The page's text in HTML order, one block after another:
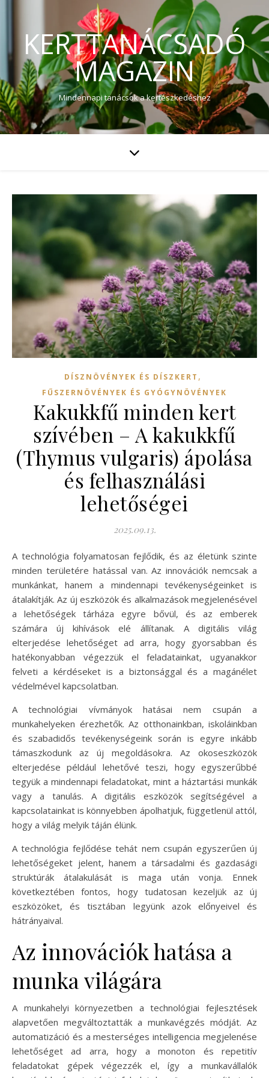
KERTTANÁCSADÓ
MAGAZIN
Mindennapi tanácsok a kertészkedéshez
DÍSZNÖVÉNYEK ÉS DÍSZKERT ,
FŰSZERNÖVÉNYEK ÉS GYÓGYNÖVÉNYEK
Kakukkfű minden kert
szívében – A kakukkfű
(Thymus vulgaris) ápolása
és felhasználási
lehetőségei
2025.09.13.
A technológia folyamatosan fejlődik, és az életünk szinte
minden területére hatással van. Az innovációk nemcsak a
munkánkat, hanem a mindennapi tevékenységeinket is
átalakítják. Az új eszközök és alkalmazások megjelenésével
a lehetőségek tárháza egyre bővül, és az emberek
számára új kihívások elé állítanak. A digitális világ
elterjedése lehetőséget ad arra, hogy gyorsabban és
hatékonyabban végezzük el feladatainkat, ugyanakkor
felveti a kérdéseket is a biztonsággal és a magánélet
védelmével kapcsolatban.
A technológiai vívmányok hatásai nem csupán a
munkahelyeken érezhetők. Az otthonainkban, iskoláinkban
és szabadidős tevékenységeink során is egyre inkább
támaszkodunk az új megoldásokra. Az okoseszközök
elterjedése például lehetővé teszi, hogy egyszerűbbé
tegyük a mindennapi feladatokat, mint a háztartási munkák
vagy a tanulás. A digitális eszközök segítségével a
kapcsolatainkat is könnyebben ápolhatjuk, függetlenül attól,
hogy a világ melyik táján élünk.
A technológia fejlődése tehát nem csupán egyszerűen új
lehetőségeket jelent, hanem a társadalmi és gazdasági
struktúrák átalakulását is maga után vonja. Ennek
következtében fontos, hogy tudatosan kezeljük az új
eszközöket, és tisztában legyünk azok előnyeivel és
hátrányaival.
Az innovációk hatása a
munka világára
A munkahelyi környezetben a technológiai fejlesztések
alapvetően megváltoztatták a munkavégzés módját. Az
automatizáció és a mesterséges intelligencia megjelenése
lehetőséget ad arra, hogy a monoton és repetitív
feladatokat gépek végezzék el, így a munkavállalók